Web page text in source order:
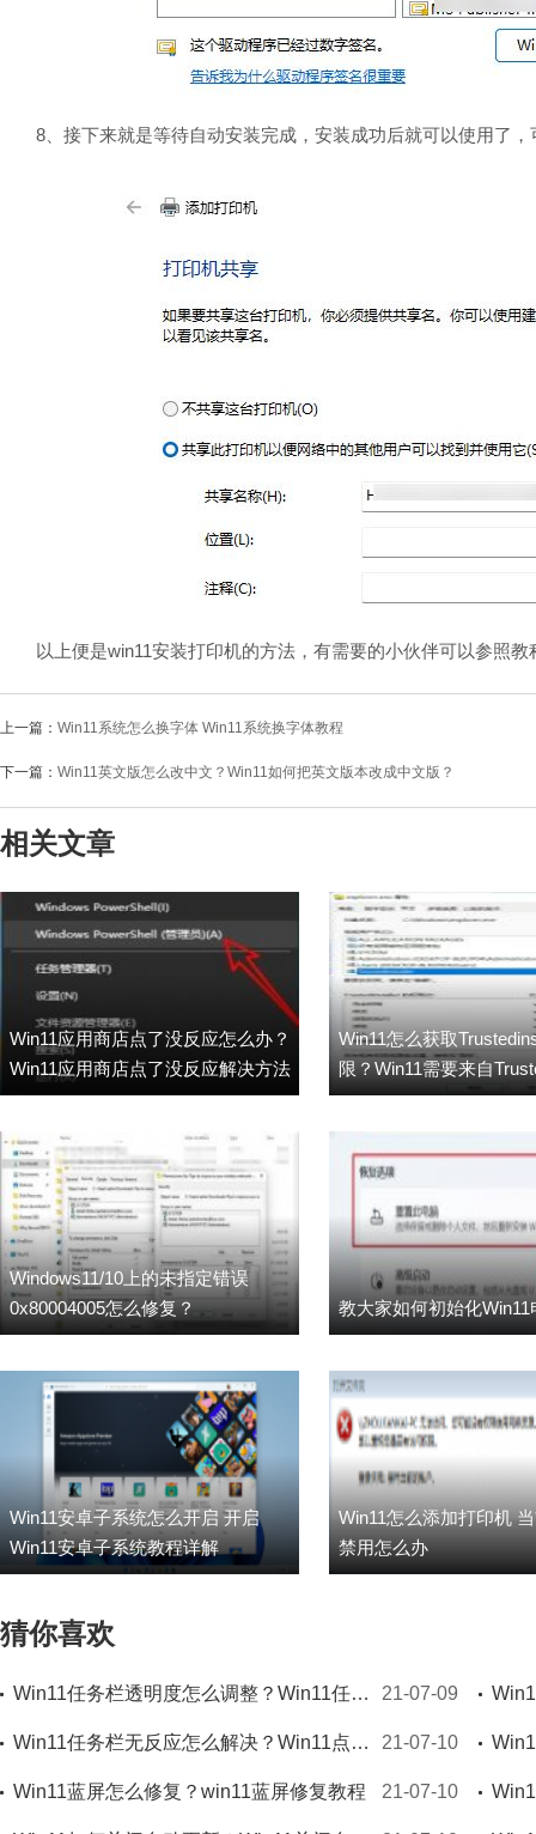
8、接下来就是等待自动安装完成，安装成功后就可以使用了，
以上便是win11安装打印机的方法，有需要的小伙伴可以参照教
上一篇： Win11系统怎么换字体 Win11系统换字体教程
下一篇： Win11英文版怎么改中文？Win11如何把英文版本改成中文版？
相关文章
Win11应用商店点了没反应怎么办？
Win11应用商店点了没反应解决方法
Win11怎么获取
限？Win11需要来自
的权限怎么办？
Windows11/10上的未指定错误
0x80004005怎么修复？
教大家如何初始化Win11
Win11安卓子系统怎么开启 开启
Win11安卓子系统教程详解
Win11怎么添加打印机
禁用怎么办
猜你喜欢
Win11任务栏透明度怎么调整？Win11任务栏透明度设置教程 21-07-09
Win11任务栏无反应怎么解决？Win11点击任务栏无反应解决办法 21-07-10
Win11蓝屏怎么修复？win11蓝屏修复教程 21-07-10